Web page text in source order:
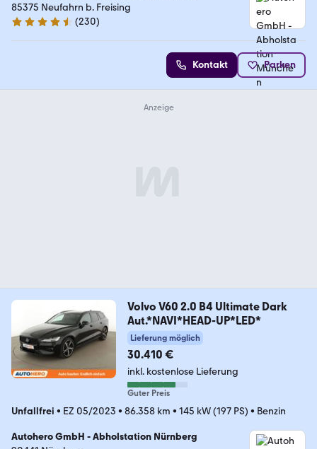
85375 Neufahrn b. Freising
4.4 Sterne
(230)
Kontakt Parken
Volvo V60 2.0 B4 Ultimate Dark
Aut.*NAVI*HEAD-UP*LED*
Lieferung möglich
30.410 €
inkl. kostenlose Lieferung
Guter Preis
Unfallfrei • EZ 05/2023 • 86.358 km • 145 kW (197 PS) • Benzin
Autohero GmbH - Abholstation Nürnberg